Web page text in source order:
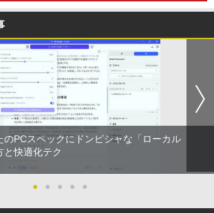
Lenovo ThinkPad X13 Gen1 Gen2 Ge
n3 モデル選択可能 [ Windows11 / Offic
e付き / SSD 256GB 512GB / メモリ 8G
B 16GB / 第10世代 第11世代 第12世代 I
ntel Core i5] 初期設定不要 Office 中古
ノートパソコン 中古パソコン 中古pc レ
ノボ シンクパッド【Win11正式対応】
【送料無料】DT：DELL Optiplex 3080
11 Pro/ 中古良い WPS Office付き デスク
トップPC &おまけ付き（中古USB式キー
ボートとマウス） 3ケ月保証
￥32,800
【新商品特価11699円！8/11 1:59迄】モ
バイルモニター 15.6インチ ポータブルモ
ニター モバイルディスプレイ 1920×108
0 フルHD IPSパネル 非光沢 HDR スピー
カー内蔵 保護カバー付き 軽量 薄型 Type
-C ミニHDMI 在宅 テレワーク simplus
シンプラス SP-MBM156 【送料無料】
￥11,699
のPCスペックにドンピシャな「ローカル
と快適化テク
● ● ● ● ●